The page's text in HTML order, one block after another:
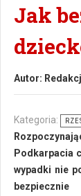
Jak
Autor:
Kategoria:
Podkarpacia
wypadki nie